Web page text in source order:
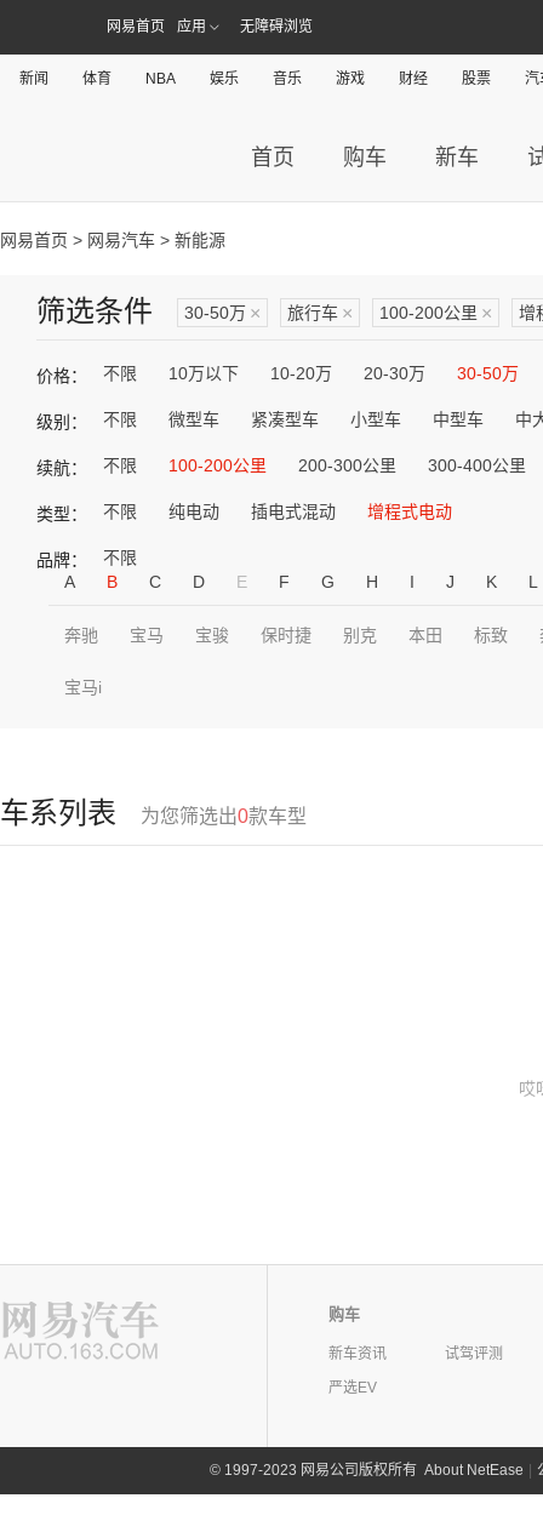
网易首页 应用 无障碍浏览
新闻 体育 NBA 娱乐 音乐 游戏 财经 股票 汽
首页 购车 新车
网易首页 > 网易汽车 > 新能源
筛选条件 30-50万 × 旅行车 × 100-200公里 × 增
价格： 不限 10万以下 10-20万 20-30万 30-50万
级别： 不限 微型车 紧凑型车 小型车 中型车 中
续航： 不限 100-200公里 200-300公里 300-400公里
类型： 不限 纯电动 插电式混动 增程式电动
品牌：
不限
A
B C D E F G H I J K L
奔驰 宝马 宝骏 保时捷 别克 本田 标致
宝马i
车系列表 为您筛选出0款车型
哎
购车
新车资讯
试驾评测
严选EV
©1997-2023 网易公司版权所有 About NetEase